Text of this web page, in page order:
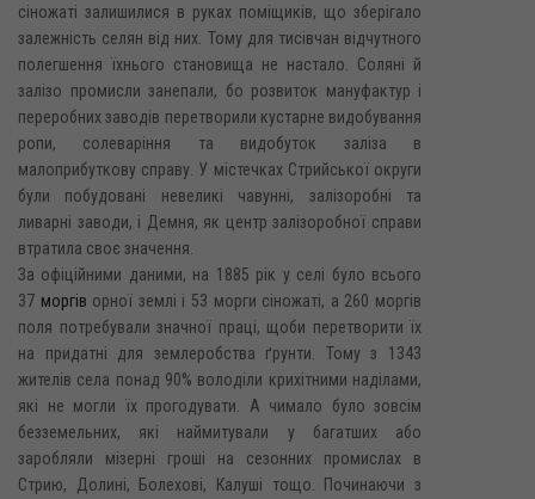
сіножаті залишилися в руках поміщиків, що зберігало
залежність селян від них. Тому для тисівчан відчутного
полегшення їхнього становища не настало. Соляні й
залізо промисли занепали, бо розвиток мануфактур і
переробних заводів перетворили кустарне видобування
ропи, солеваріння та видобуток заліза в
малоприбуткову справу. У містечках Стрийської округи
були побудовані невеликі чавунні, залізоробні та
ливарні заводи, і Демня, як центр залізоробної справи
втратила своє значення.
За офіційними даними, на 1885 рік у селі було всього
37 моргів орної землі і 53 морги сіножаті, а 260 моргів
поля потребували значної праці, щоби перетворити їх
на придатні для землеробства ґрунти. Тому з 1343
жителів села понад 90% володіли крихітними наділами,
які не могли їх прогодувати. А чимало було зовсім
безземельних, які наймитували у багатших або
заробляли мізерні гроші на сезонних промислах в
Стрию, Долині, Болехові, Калуші тощо. Починаючи з